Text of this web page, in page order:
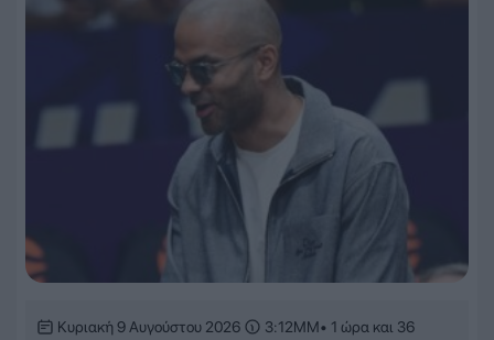
Κυριακή 9 Αυγούστου 2026 3:12ΜΜ• 1 ώρα και 36